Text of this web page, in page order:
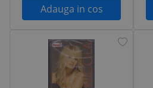
Adauga in cos